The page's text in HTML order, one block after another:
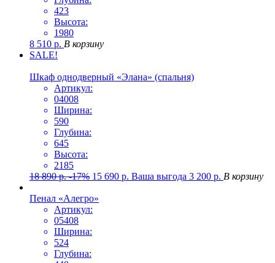
423
Высота:
1980
8 510 р. В корзину
SALE!
Шкаф однодверный «Элана» (спальня)
Артикул:
04008
Ширина:
590
Глубина:
645
Высота:
2185
18 890р. -17% 15 690 р. Ваша выгода 3 200 р. В корзину
Пенал «Алегро»
Артикул:
05408
Ширина:
524
Глубина: